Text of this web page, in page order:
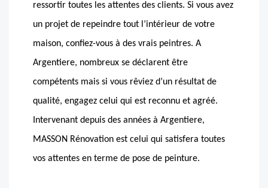
ressortir toutes les attentes des clients. Si vous avez
un projet de repeindre tout l’intérieur de votre
maison, confiez-vous à des vrais peintres. A
Argentiere, nombreux se déclarent être
compétents mais si vous rêviez d’un résultat de
qualité, engagez celui qui est reconnu et agréé.
Intervenant depuis des années à Argentiere,
MASSON Rénovation est celui qui satisfera toutes
vos attentes en terme de pose de peinture.